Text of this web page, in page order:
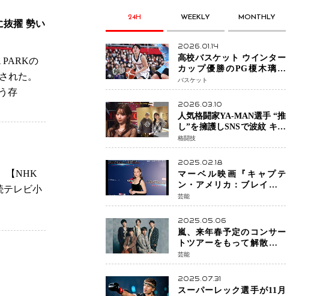
抜擢 勢い
PARKの
れた。
存
【NHK
テレビ小
24H WEEKLY MONTHLY
2026.01.14
高校バスケット ウインター
カップ優勝のPG榎木璃旺
（えのき・りお）がプロの
現場へ―。
バスケット
2026.03.10
人気格闘家YA-MAN選手 “推
し”を擁護しSNSで波紋 キャ
バクラ番組騒動に参戦…結
果的にPR効果も？
格闘技
2025.02.18
マーベル映画『キャプテ
ン・アメリカ：ブレイブ・
ニュー・ワールド』 新ブラ
ック・ウィドウ役のシラ・
ハースとは！？
芸能
2025.05.06
嵐、来年春予定のコンサー
トツアーをもって解散 フ
ァンクラブも2026年5月末で
活動終了
芸能
2025.07.31
スーパーレック選手が11月